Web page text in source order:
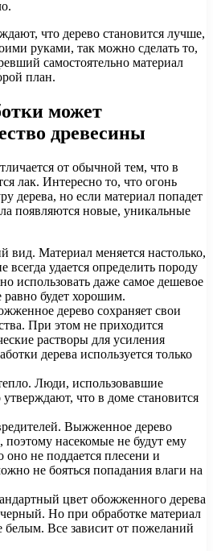
что дерево становится лучше,
руками, так можно сделать то,
самостоятельно материал
план.
может
древесины
от обычной тем, что в
лак. Интересно то, что огонь
дерева, но если материал попадет
появляются новые, уникальные
вид. Материал меняется настолько,
всегда удается определить породу
использовать даже самое дешевое
равно будет хорошим.
дерево сохраняет свои
При этом не приходится
растворы для усиления
дерева используется только
Люди, использовавшие
что в доме становится
Выжженное дерево
поэтому насекомые не будут ему
оно не поддается плесени и
не бояться попадания влаги на
цвет обожженного дерева
черный. Но при обработке материал
белым. Все зависит от пожеланий